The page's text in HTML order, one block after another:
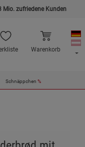
Mio. zufriedene Kunden
Warenkorb
Schnäppchen %